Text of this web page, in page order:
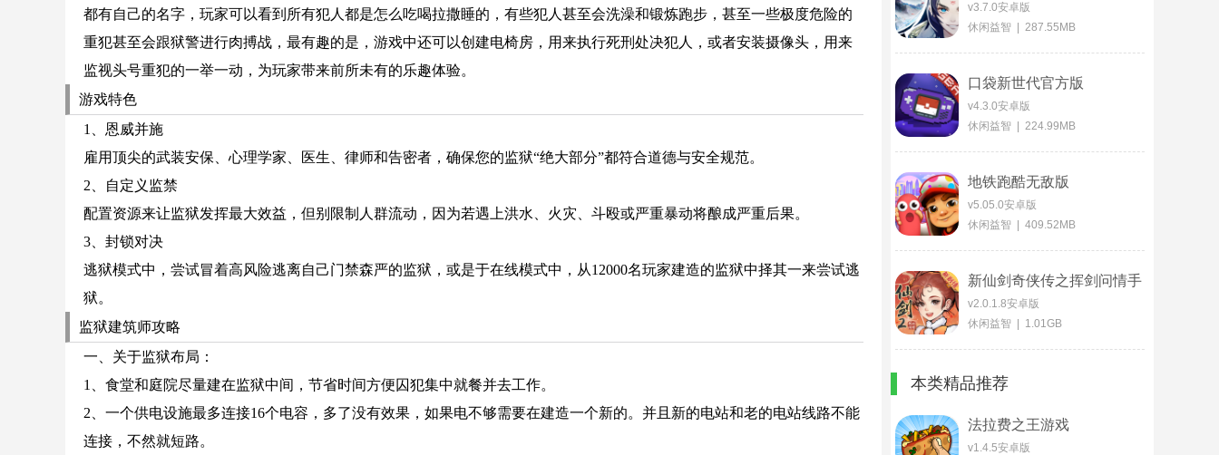
都有自己的名字，玩家可以看到所有犯人都是怎么吃喝拉撒睡的，有些犯人甚至会洗澡和锻炼跑步，甚至一些极度危险的
重犯甚至会跟狱警进行肉搏战，最有趣的是，游戏中还可以创建电椅房，用来执行死刑处决犯人，或者安装摄像头，用来
监视头号重犯的一举一动，为玩家带来前所未有的乐趣体验。
游戏特色
1、恩威并施
雇用顶尖的武装安保、心理学家、医生、律师和告密者，确保您的监狱“绝大部分”都符合道德与安全规范。
2、自定义监禁
配置资源来让监狱发挥最大效益，但别限制人群流动，因为若遇上洪水、火灾、斗殴或严重暴动将酿成严重后果。
3、封锁对决
逃狱模式中，尝试冒着高风险逃离自己门禁森严的监狱，或是于在线模式中，从12000名玩家建造的监狱中择其一来尝试逃
狱。
监狱建筑师攻略
一、关于监狱布局：
1、食堂和庭院尽量建在监狱中间，节省时间方便囚犯集中就餐并去工作。
2、一个供电设施最多连接16个电容，多了没有效果，如果电不够需要在建造一个新的。并且新的电站和老的电站线路不能
连接，不然就短路。
v3.7.0安卓版
休闲益智 | 287.55MB
口袋新世代官方版
v4.3.0安卓版
休闲益智 | 224.99MB
地铁跑酷无敌版
v5.05.0安卓版
休闲益智 | 409.52MB
新仙剑奇侠传之挥剑问情手
游
v2.0.1.8安卓版
休闲益智 | 1.01GB
本类精品推荐
法拉费之王游戏
v1.4.5安卓版